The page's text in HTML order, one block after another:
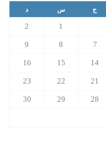
ج س د
1
2
7
8
9
14
15
16
21
22
23
28
29
30